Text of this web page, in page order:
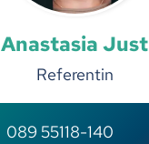
Anastasia Just
Referentin
089 55118-140